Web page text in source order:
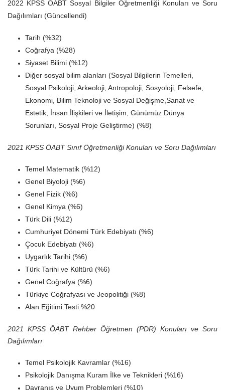
2022 KPSS ÖABT Sosyal Bilgiler Öğretmenliği Konuları ve Soru
Dağılımları (Güncellendi)
Tarih (%32)
Coğrafya (%28)
Siyaset Bilimi (%12)
Diğer sosyal bilim alanları (Sosyal Bilgilerin Temelleri,
Sosyal Psikoloji, Arkeoloji, Antropoloji, Sosyoloji, Felsefe,
Ekonomi, Bilim Teknoloji ve Sosyal Değişme,Sanat ve
Estetik, İnsan İlişkileri ve İletişim, Günümüz Dünya
Sorunları, Sosyal Proje Geliştirme) (%8)
2021 KPSS ÖABT Sınıf Öğretmenliği Konuları ve Soru Dağılımları
Temel Matematik (%12)
Genel Biyoloji (%6)
Genel Fizik (%6)
Genel Kimya (%6)
Türk Dili (%12)
Cumhuriyet Dönemi Türk Edebiyatı (%6)
Çocuk Edebiyatı (%6)
Uygarlık Tarihi (%6)
Türk Tarihi ve Kültürü (%6)
Genel Coğrafya (%6)
Türkiye Coğrafyası ve Jeopolitiği (%8)
Alan Eğitimi Testi %20
2021 KPSS ÖABT Rehber Öğretmen (PDR) Konuları ve Soru
Dağılımları
Temel Psikolojik Kavramlar (%16)
Psikolojik Danışma Kuram İlke ve Teknikleri (%16)
Davranış ve Uyum Problemleri (%10)